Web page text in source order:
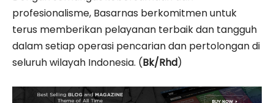
profesionalisme, Basarnas berkomitmen untuk
terus memberikan pelayanan terbaik dan tangguh
dalam setiap operasi pencarian dan pertolongan di
seluruh wilayah Indonesia. (Bk/Rhd)